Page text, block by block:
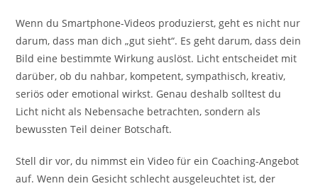
Wenn du Smartphone-Videos produzierst, geht es nicht nur
darum, dass man dich „gut sieht“. Es geht darum, dass dein
Bild eine bestimmte Wirkung auslöst. Licht entscheidet mit
darüber, ob du nahbar, kompetent, sympathisch, kreativ,
seriös oder emotional wirkst. Genau deshalb solltest du
Licht nicht als Nebensache betrachten, sondern als
bewussten Teil deiner Botschaft.
Stell dir vor, du nimmst ein Video für ein Coaching-Angebot
auf. Wenn dein Gesicht schlecht ausgeleuchtet ist, der